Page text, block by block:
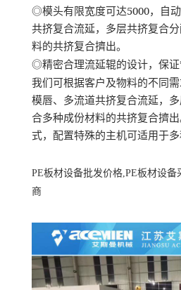
◎模头有限宽度可达5000，自动
共挤复合流延，多层共挤复合
料的共挤复合擠出。
◎精密合理流延辊的设计，保证
我们可根据客户及物料的不同
模唇、多流道共挤复合流延，
合多种成份材料的共挤复合擠
式，配置特殊的主机可适用于多
PE板材设备批发价格,PE板材设备
商